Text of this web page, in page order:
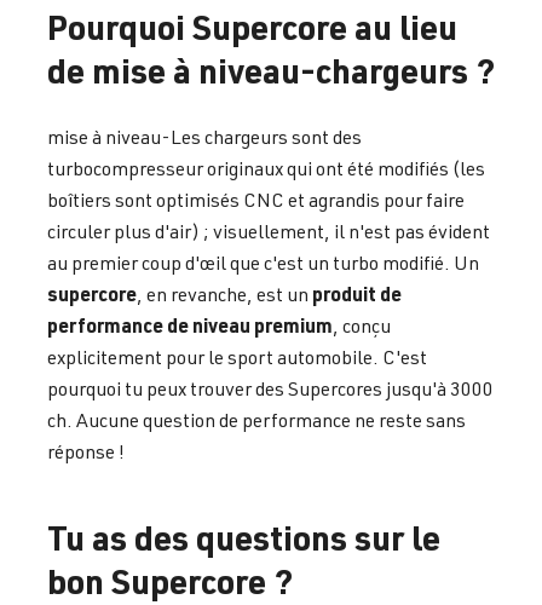
Pourquoi Supercore au lieu
de mise à niveau-chargeurs ?
mise à niveau-Les chargeurs sont des
turbocompresseur originaux qui ont été modifiés (les
boîtiers sont optimisés CNC et agrandis pour faire
circuler plus d'air) ; visuellement, il n'est pas évident
au premier coup d'œil que c'est un turbo modifié. Un
supercore, en revanche, est un produit de
performance de niveau premium, conçu
explicitement pour le sport automobile. C'est
pourquoi tu peux trouver des Supercores jusqu'à 3000
ch. Aucune question de performance ne reste sans
réponse !
Tu as des questions sur le
bon Supercore ?